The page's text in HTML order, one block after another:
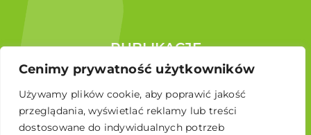
Cenimy prywatność użytkowników
Używamy plików cookie, aby poprawić jakość
przeglądania, wyświetlać reklamy lub treści
dostosowane do indywidualnych potrzeb
PUBLIKACJE
Raporty
Broszura edukacyjna